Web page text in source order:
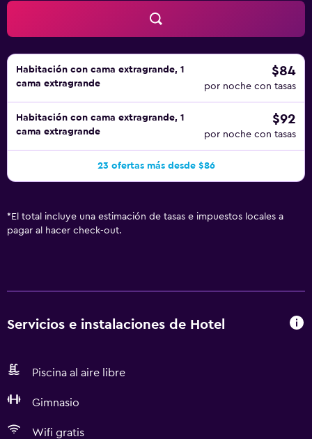
Habitación con cama extragrande, 1
cama extragrande
$84
por noche con tasas
Habitación con cama extragrande, 1
cama extragrande
$92
por noche con tasas
23 ofertas más desde $86
* El total incluye una estimación de tasas e impuestos locales a
pagar al hacer check-out.
Servicios e instalaciones de Hotel
Piscina al aire libre
Gimnasio
Wifi gratis